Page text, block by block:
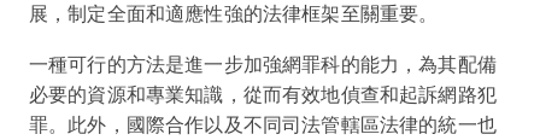
展，制定全面和適應性強的法律框架至關重要。
一種可行的方法是進一步加強網罪科的能力，為其配備
必要的資源和專業知識，從而有效地偵查和起訴網路犯
罪。此外，國際合作以及不同司法管轄區法律的統一也